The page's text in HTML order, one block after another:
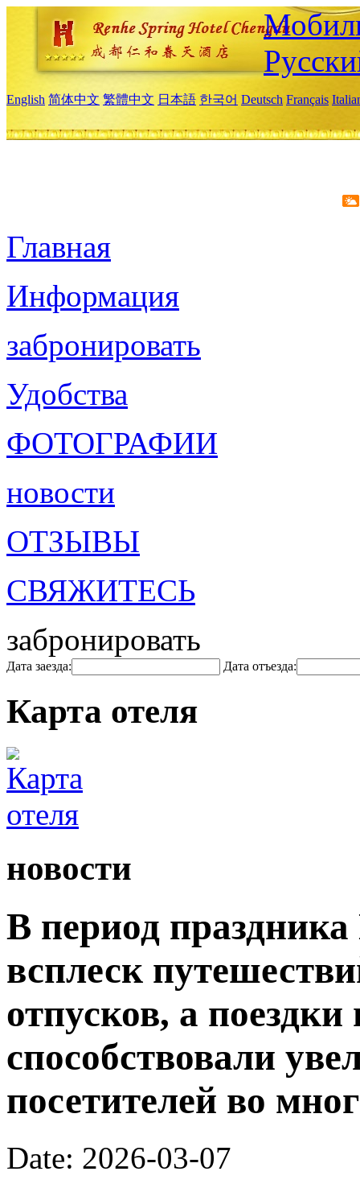
English 简体中文 繁體中文 日本語 한국어 Deutsch Français
Главная
Информация
забронировать
Удобства
ФОТОГРАФИИ
новости
ОТЗЫВЫ
СВЯЖИТЕСЬ
забронировать
Дата заезда: Дата отъезда:
Карта отеля
новости
В период
всплеск
отпусков, а
способствовали
посетителей во
Date: 2026-03-07